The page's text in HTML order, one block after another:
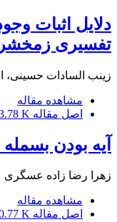
دلایل اثبات
تفسیری
زینب السادات حسینی،
مشاهده مقاله
اصل مقاله K
آیه بودن
زهرا رضا زاده عسگری
مشاهده مقاله
اصل مقاله K